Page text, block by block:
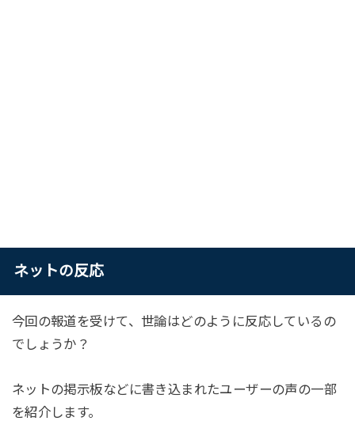
ネットの反応
今回の報道を受けて、世論はどのように反応しているの
でしょうか？
ネットの掲示板などに書き込まれたユーザーの声の一部
を紹介します。